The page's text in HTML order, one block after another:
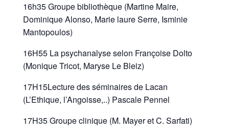
16h35 Groupe bibliothèque (Martine Maire,
Dominique Alonso, Marie laure Serre, Isminie
Mantopoulos)
16H55 La psychanalyse selon Françoise Dolto
(Monique Tricot, Maryse Le Bleiz)
17H15Lecture des séminaires de Lacan
(L’Ethique, l’Angoisse,..) Pascale Pennel
17H35 Groupe clinique (M. Mayer et C. Sarfati)